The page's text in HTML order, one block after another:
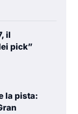
il
pick”
la pista: